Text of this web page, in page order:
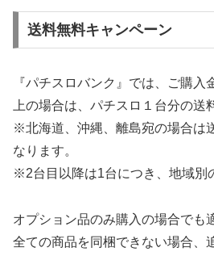
送料無料キャンペーン
『パチスロバンク』では、ご購入
上の場合は、パチスロ１台分の送
※北海道、沖縄、離島宛の場合は
なります。
※2台目以降は1台につき、地域別
オプション品のみ購入の場合でも
全ての商品を同梱できない場合、